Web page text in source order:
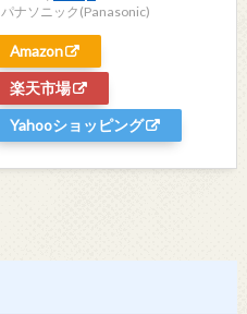
パナソニック(Panasonic)
Amazon
楽天市場
Yahooショッピング